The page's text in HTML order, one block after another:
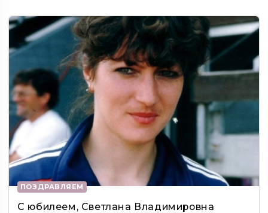
ПОЗДРАВЛЯЕМ
С юбилеем, Светлана Владимировна